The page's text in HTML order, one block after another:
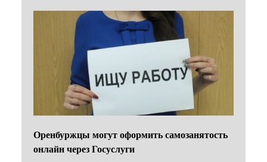
Оренбуржцы могут оформить самозанятость
онлайн через Госуслуги